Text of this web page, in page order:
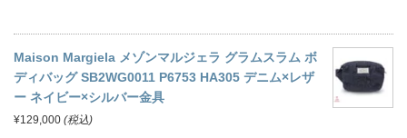
Maison Margiela メゾンマルジェラ グラムスラム ボ
ディバッグ SB2WG0011 P6753 HA305 デニム×レザ
ー ネイビー×シルバー金具
¥129,000 (税込)